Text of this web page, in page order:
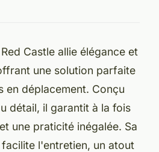
Castle allie élégance et
une solution parfaite
en déplacement. Conçu
détail, il garantit à la fois
une praticité inégalée. Sa
l'entretien, un atout